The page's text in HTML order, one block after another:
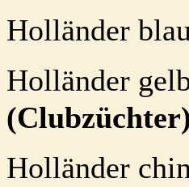
Holländer
Holländer
(Clubzüchter)
Holländer